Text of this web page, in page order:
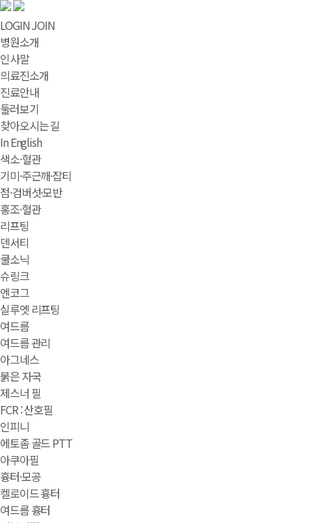
LOGINJOIN
병원소개
인사말
의료진소개
진료안내
둘러보기
찾아오시는 길
In English
색소·혈관
기미·주근깨·잡티
점·검버섯·모반
홍조·혈관
리프팅
덴서티
쿨소닉
슈링크
엔코그
실루엣 리프팅
여드름
여드름 관리
아그네스
붉은 자국
제스너 필
FCR : 산호필
인피니
에토좀 골드 PTT
아쿠아필
흉터·모공
켈로이드 흉터
여드름 흉터